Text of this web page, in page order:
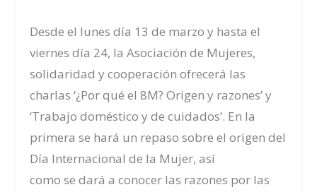
Desde el lunes día 13 de marzo y hasta el
viernes día 24, la Asociación de Mujeres,
solidaridad y cooperación ofrecerá las
charlas ‘¿Por qué el 8M? Origen y razones’ y
‘Trabajo doméstico y de cuidados’. En la
primera se hará un repasosobre el origen del
Día Internacional de la Mujer, así
comosedará a conocer las razones por las